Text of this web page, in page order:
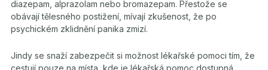
diazepam, alprazolam nebo bromazepam. Přestože se
obávají tělesného postižení, mívají zkušenost, že po
psychickém zklidnění panika zmizí.
Jindy se snaží zabezpečit si možnost lékařské pomoci tím, že
cestují pouze na místa, kde je lékařská pomoc dostupná.